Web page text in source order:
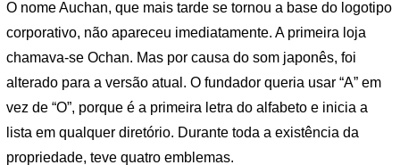
O nome Auchan, que mais tarde se tornou a base do logotipo
corporativo, não apareceu imediatamente. A primeira loja
chamava-se Ochan. Mas por causa do som japonês, foi
alterado para a versão atual. O fundador queria usar “A” em
vez de “O”, porque é a primeira letra do alfabeto e inicia a
lista em qualquer diretório. Durante toda a existência da
propriedade, teve quatro emblemas.